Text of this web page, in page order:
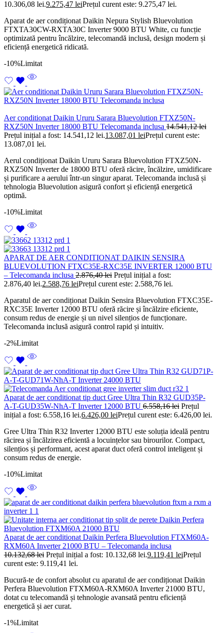
10.306,08 lei.9.275,47 leiPrețul curent este: 9.275,47 lei.
Aparat de aer condiționat Daikin Nepura Stylish Bluevolution
FTXTA30CW-RXTA30C Inverter 9000 BTU White, cu funcție
optimizată pentru încălzire, telecomandă inclusă, design modern și
eficiență energetică ridicată.
-10%Limitat
Aer conditionat Daikin Ururu Sarara Bluevolution FTXZ50N-
RXZ50N Inverter 18000 BTU Telecomanda inclusa 14.541,12lei
Prețul inițial a fost: 14.541,12 lei.13.087,01 leiPrețul curent este:
13.087,01 lei.
Aerul condiționat Daikin Ururu Sarara Bluevolution FTXZ50N-
RXZ50N Inverter de 18000 BTU oferă răcire, încălzire, umidificare
și purificare a aerului într-un singur aparat. Telecomanda inclusă și
tehnologia Bluevolution asigură confort și eficiență energetică
optimă.
-10%Limitat
APARAT DE AER CONDITIONAT DAIKIN SENSIRA
BLUEVOLUTION FTXC35E-RXC35E INVERTER 12000 BTU
– Telecomanda inclusa 2.876,40lei Prețul inițial a fost:
2.876,40 lei.2.588,76 leiPrețul curent este: 2.588,76 lei.
Aparatul de aer condiționat Daikin Sensira Bluevolution FTXC35E-
RXC35E Inverter 12000 BTU oferă răcire și încălzire eficiente,
consum redus de energie și un nivel silențios de funcționare.
Telecomanda inclusă asigură control rapid și intuitiv.
-2%Limitat
Aparat de aer conditionat tip duct Gree Ultra Thin R32 GUD35P-
A-T-GUD35W-NhA-T Inverter 12000 BTU 6.558,16lei Prețul
inițial a fost: 6.558,16 lei.6.426,00 leiPrețul curent este: 6.426,00 lei.
Gree Ultra Thin R32 Inverter 12000 BTU este soluția ideală pentru
răcirea și încălzirea eficientă a locuințelor sau birourilor. Compact,
silențios și performant, acest aparat duct oferă control inteligent și
consum redus de energie.
-10%Limitat
Aparat de aer conditionat Daikin Perfera Bluevolution FTXM60A-
RXM60A Inverter 21000 BTU – Telecomanda inclusa
10.132,68lei Prețul inițial a fost: 10.132,68 lei.9.119,41 leiPrețul
curent este: 9.119,41 lei.
Bucură-te de confort absolut cu aparatul de aer condiționat Daikin
Perfera Bluevolution FTXM60A-RXM60A Inverter 21000 BTU,
dotat cu telecomandă și tehnologie avansată pentru eficiență
energetică și aer curat.
-1%Limitat